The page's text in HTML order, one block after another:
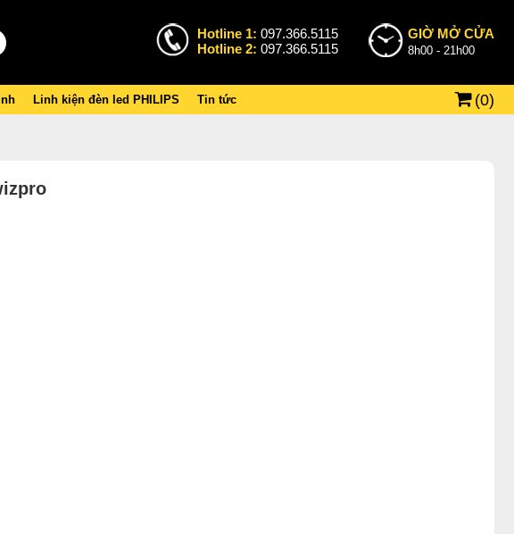
Hotline 1: 097.366.5115
Hotline 2: 097.366.5115
GIỜ MỞ CỬA
8h00 - 21h00
Linh kiện đèn led PHILIPS Tin tức (0)